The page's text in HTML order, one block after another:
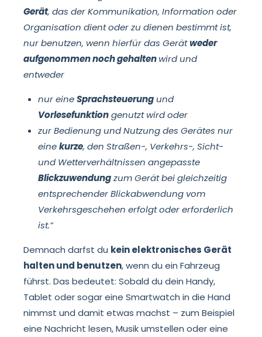
Gerät, das der Kommunikation, Information oder
Organisation dient oder zu dienen bestimmt ist,
nur benutzen, wenn hierfür das Gerätweder
aufgenommen noch gehaltenwird und
entweder
nur eineSprachsteuerungund
Vorlesefunktiongenutzt wird oder
zur Bedienung und Nutzung des Gerätes nur
einekurze, den Straßen-, Verkehrs-, Sicht-
und Wetterverhältnissen angepasste
Blickzuwendungzum Gerät bei gleichzeitig
entsprechender Blickabwendung vom
Verkehrsgeschehen erfolgt oder erforderlich
ist.”
Demnach darfst du kein elektronisches Gerät
halten und benutzen, wenn du ein Fahrzeug
führst. Das bedeutet: Sobald du dein Handy,
Tablet oder sogar eine Smartwatch in die Hand
nimmst und damit etwas machst – zum Beispiel
eine Nachricht lesen, Musik umstellen oder eine